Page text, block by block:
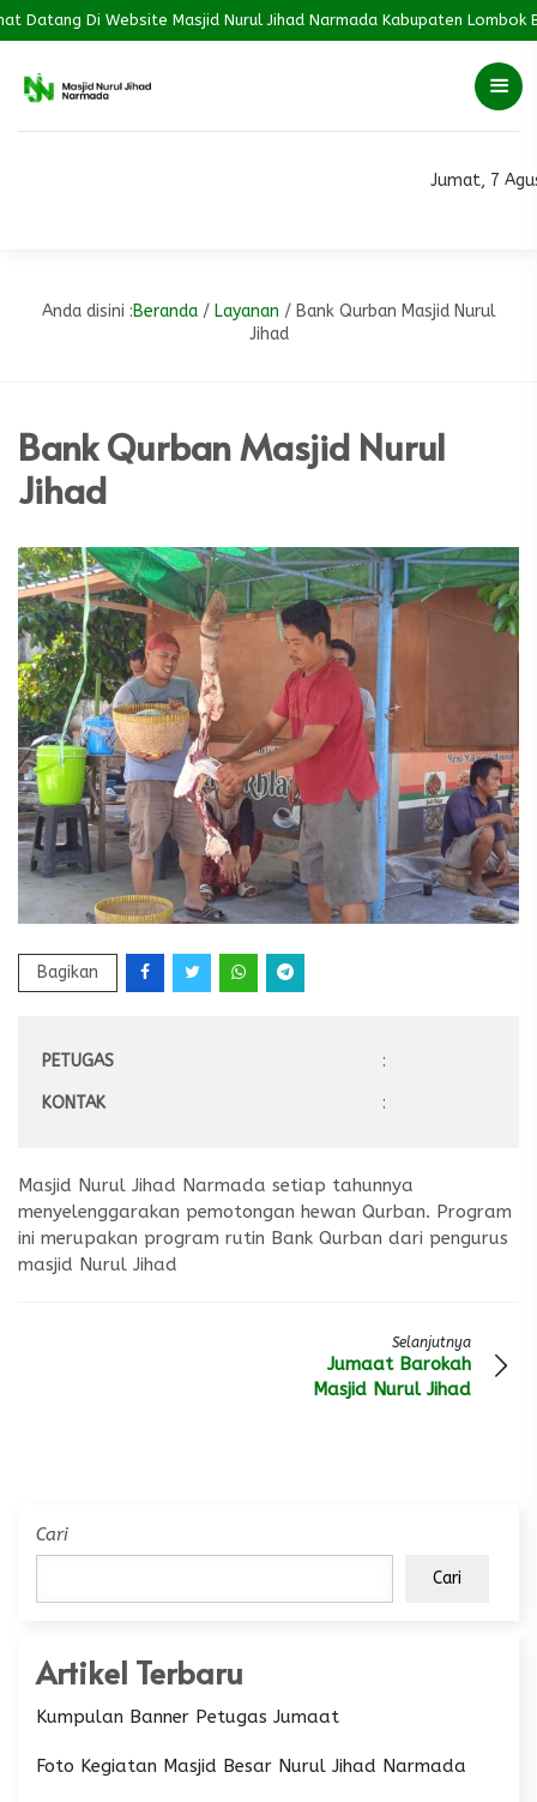
Datang Di Website Masjid Nurul Jihad Narmada Kabupaten Lombok
Jumat, 7
Anda disini :Beranda/ Layanan / Bank Qurban Masjid Nurul
Jihad
Bank Qurban Masjid Nurul
Jihad
Bagikan
PETUGAS :
KONTAK :
Masjid Nurul Jihad Narmada setiap tahunnya
menyelenggarakan pemotongan hewan Qurban. Program
ini merupakan program rutin Bank Qurban dari pengurus
masjid Nurul Jihad
Selanjutnya
Jumaat Barokah
Masjid Nurul Jihad
Cari
Cari
Artikel Terbaru
Kumpulan Banner Petugas Jumaat
Foto Kegiatan Masjid Besar Nurul Jihad Narmada